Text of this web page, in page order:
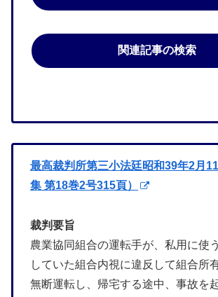
関連記事の検索
最高裁判所第三小法廷昭和39年2月
集 第18巻2号315頁）
裁判要旨
農業協同組合の運転手が、私用に使
していた組合内視に違反して組合所
無断運転し、帰宅する途中、事故を